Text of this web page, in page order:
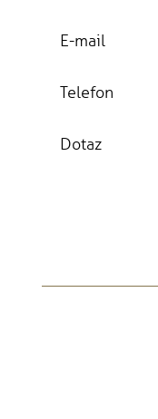
E-mail
Telefon
Dotaz